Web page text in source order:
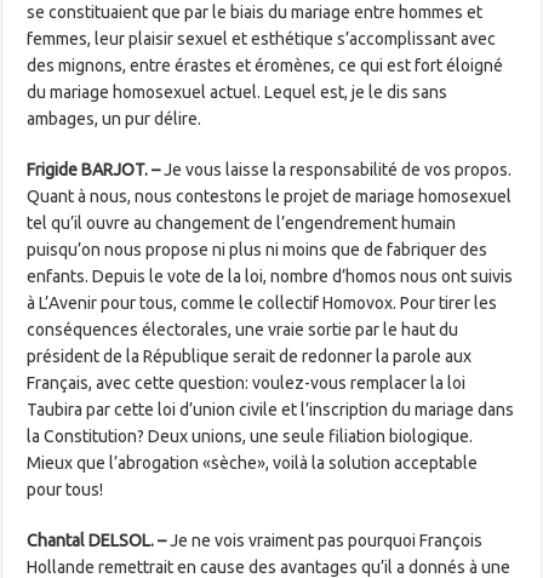
se constituaient que par le biais du mariage entre hommes et
femmes, leur plaisir sexuel et esthétique s’accomplissant avec
des mignons, entre érastes et éromènes, ce qui est fort éloigné
du mariage homosexuel actuel. Lequel est, je le dis sans
ambages, un pur délire.
Frigide BARJOT. –Je vous laisse la responsabilité de vos propos.
Quant à nous, nous contestons le projet de mariage homosexuel
tel qu’il ouvre au changement de l’engendrement humain
puisqu’on nous propose ni plus ni moins que de fabriquer des
enfants. Depuis le vote de la loi, nombre d’homos nous ont suivis
à L’Avenir pour tous, comme le collectif Homovox. Pour tirer les
conséquences électorales, une vraie sortie par le haut du
président de la République ­serait de redonner la parole aux
Français, avec cette question: voulez-vous remplacer la loi
Taubira par cette loi d’union civile et l’inscription du mariage dans
la Constitution? Deux unions, une seule filiation biologique.
Mieux que l’abrogation «sèche», voilà la solution acceptable
pour tous!
Chantal DELSOL. –Je ne vois vraiment pas pourquoi François
Hollande remettrait en cause des avantages qu’il a donnés à une